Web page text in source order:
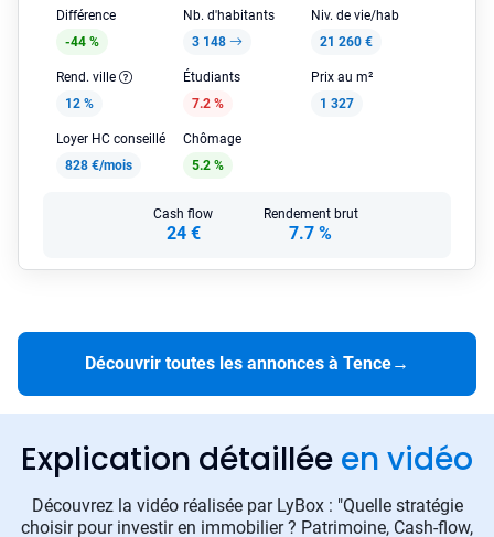
Différence
-44 %
Nb. d'habitants
3 148
Niv. de vie/hab
21 260 €
Rend. ville
12 %
Étudiants
7.2 %
Prix au m²
1 327
Loyer HC conseillé
828 €/mois
Chômage
5.2 %
Cash flow
24 €
Rendement brut
7.7 %
Découvrir toutes les annonces à Tence→
Explication détaillée en vidéo
Découvrez la vidéo réalisée par LyBox : "Quelle stratégie
choisir pour investir en immobilier ? Patrimoine, Cash-flow,